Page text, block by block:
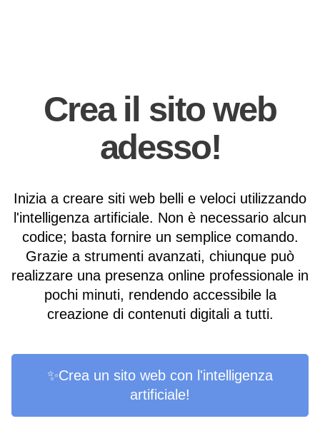
Crea il sito web
adesso!
Inizia a creare siti web belli e veloci utilizzando
l'intelligenza artificiale. Non è necessario alcun
codice; basta fornire un semplice comando.
Grazie a strumenti avanzati, chiunque può
realizzare una presenza online professionale in
pochi minuti, rendendo accessibile la
creazione di contenuti digitali a tutti.
✨Crea un sito web con l'intelligenza
artificiale!